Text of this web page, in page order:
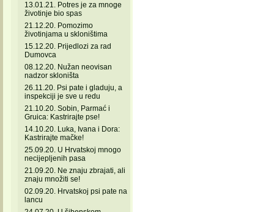
13.01.21. Potres je za mnoge
životinje bio spas
21.12.20. Pomozimo
životinjama u skloništima
15.12.20. Prijedlozi za rad
Dumovca
08.12.20. Nužan neovisan
nadzor skloništa
26.11.20. Psi pate i gladuju, a
inspekciji je sve u redu
21.10.20. Sobin, Parmać i
Gruica: Kastrirajte pse!
14.10.20. Luka, Ivana i Dora:
Kastrirajte mačke!
25.09.20. U Hrvatskoj mnogo
necijepljenih pasa
21.09.20. Ne znaju zbrajati, ali
znaju množiti se!
02.09.20. Hrvatskoj psi pate na
lancu